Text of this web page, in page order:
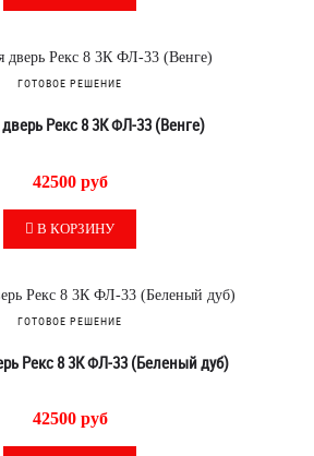
ГОТОВОЕ РЕШЕНИЕ
Рекс 8 3К ФЛ-33 (Венге)
42500 руб
В КОРЗИНУ
ГОТОВОЕ РЕШЕНИЕ
Рекс 8 3К ФЛ-33 (Беленый дуб)
42500 руб